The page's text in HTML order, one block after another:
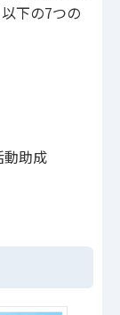
下の7つの
動助成